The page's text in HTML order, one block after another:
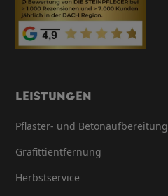
LEISTUNGEN
Pflaster- und Betonaufbereitung
Grafittientfernung
Herbstservice